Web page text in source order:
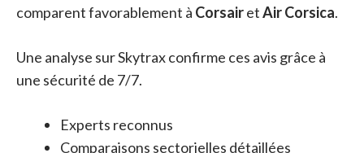
comparent favorablement à CorsairetAir Corsica.
Une analyse sur Skytrax confirme ces avis grâce à
une sécurité de 7/7.
Experts reconnus
Comparaisons sectorielles détaillées